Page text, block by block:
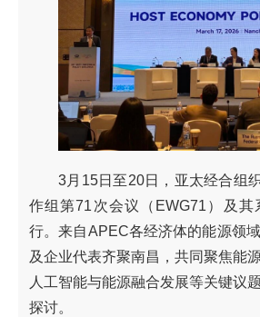
3月15日至20日，亚太经合组
作组第71次会议（EWG71）及其
行。来自APEC各经济体的能源领
及企业代表齐聚南昌，共同聚焦能
人工智能与能源融合发展等关键议
探讨。